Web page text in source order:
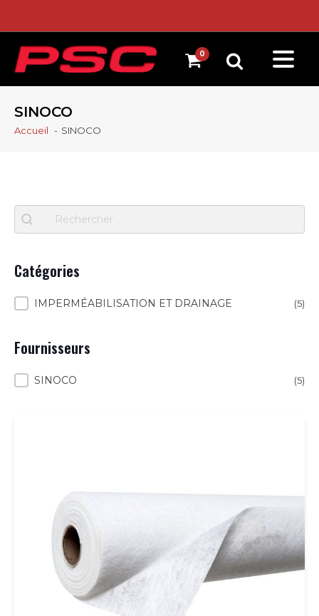
SINOCO
Accueil SINOCO
Recherche
Search content
Catégories
Catégories
IMPERMÉABILISATION ET DRAINAGE (5)
Fournisseurs
Fournisseurs
SINOCO (5)